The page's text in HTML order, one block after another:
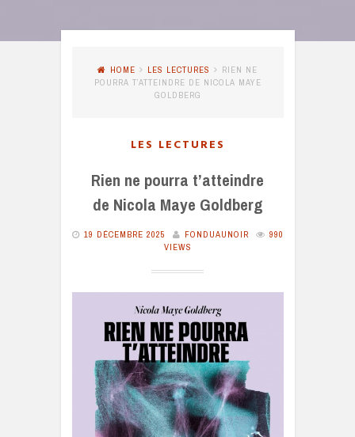
HOME LES LECTURES
RIEN NE
POURRA T’ATTEINDRE DE NICOLA MAYE
GOLDBERG
LES LECTURES
Rien ne pourra t’atteindre
de Nicola Maye Goldberg
19 DÉCEMBRE 2025 FONDUAUNOIR
990
VIEWS